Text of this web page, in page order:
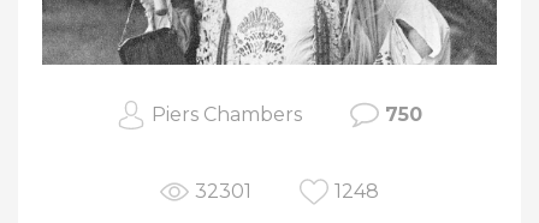
Piers Chambers 750
32301 1248